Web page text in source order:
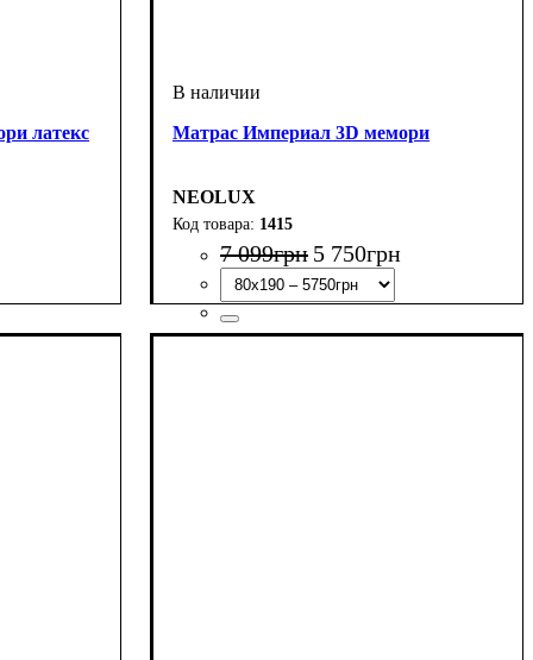
латекс Матрас Империал 3D мемори
NEOLUX
1415
7 099грн 5 750грн